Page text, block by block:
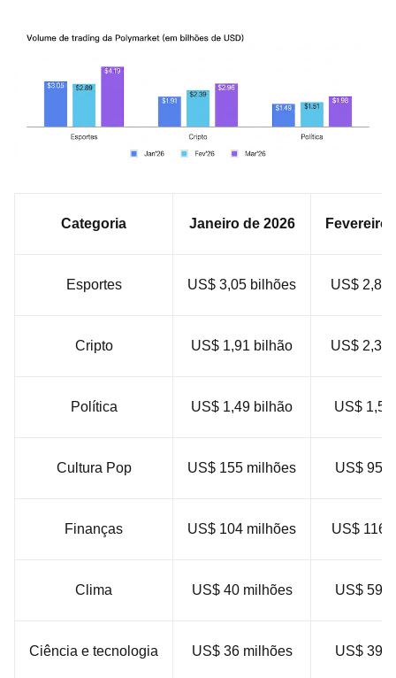
Categoria Janeiro de 2026 Fevereiro
Esportes US$ 3,05 bilhões US$ 2,89
Cripto US$ 1,91 bilhão US$ 2,39
Política US$ 1,49 bilhão US$
Cultura Pop US$ 155 milhões US$ 95
Finanças US$ 104 milhões US$ 116
Clima US$ 40 milhões US$ 59
Ciência e tecnologia US$ 36 milhões US$ 39